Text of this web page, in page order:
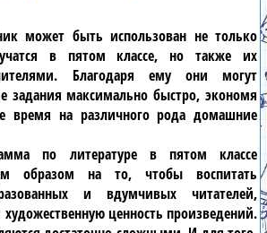
может быть использован не только
в пятом классе, но также их
Благодаря ему они могут
задания максимально быстро, экономя
время на различного рода домашние
по литературе в пятом классе
образом на то, чтобы воспитать
и вдумчивых читателей,
ценность произведений.